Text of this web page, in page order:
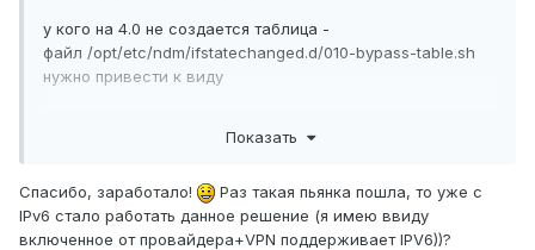
у кого на 4.0 не создается таблица -
файл /opt/etc/ndm/ifstatechanged.d/010-bypass-table.sh
нужно привести к виду
[ "$1" == "hook" ] || exit 0
[ "$system_name" == "nwg0" ] || exit 0
Показать
Спасибо, заработало!
Раз такая пьянка пошла, то уже с
IPv6 стало работать данное решение (я имею ввиду
включенное от провайдера+VPN поддерживает IPV6))?